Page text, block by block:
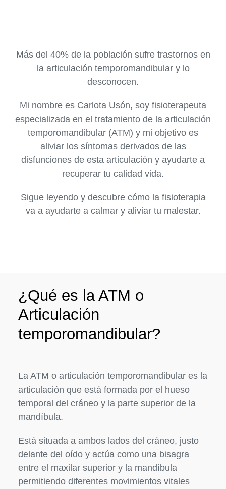
Más del 40% de la población sufre trastornos en
la articulación temporomandibular y lo
desconocen.
Mi nombre es Carlota Usón, soy fisioterapeuta
especializada en el tratamiento de la articulación
temporomandibular (ATM) y mi objetivo es
aliviar los síntomas derivados de las
disfunciones de esta articulación y ayudarte a
recuperar tu calidad vida.
Sigue leyendo y descubre cómo la fisioterapia
va a ayudarte a calmar y aliviar tu malestar.
¿Qué es la ATM o
Articulación
temporomandibular?
La ATM o articulación temporomandibular es la
articulación que está formada por el hueso
temporal del cráneo y la parte superior de la
mandíbula.
Está situada a ambos lados del cráneo, justo
delante del oído y actúa como una bisagra
entre el maxilar superior y la mandíbula
permitiendo diferentes movimientos vitales